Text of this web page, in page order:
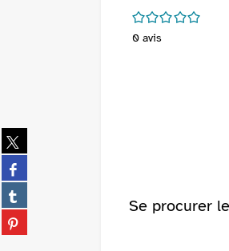
Partager
sur
twitter
(Nouvelle
fenêtre)
Partager
sur
facebook
(Nouvelle
fenêtre)
Partager
sur
tumblr
Partager
sur
/5
0 avis
Se procurer